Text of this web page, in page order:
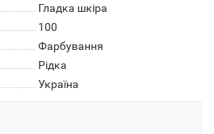
Гладка шкіра
100
Фарбування
Рідка
Україна